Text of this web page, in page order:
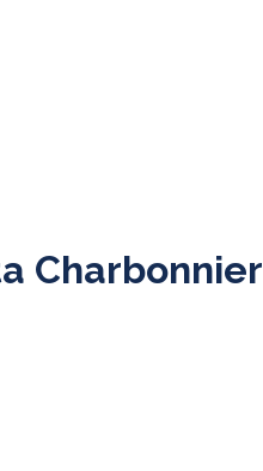
Charbonnier